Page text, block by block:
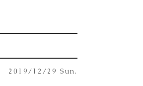
2019/12/29 Sun.